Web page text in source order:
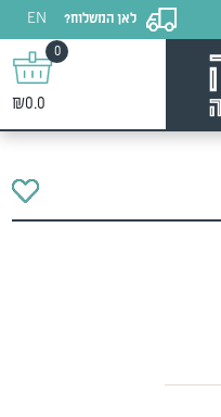
לאן המשלוח?
EN
0
₪0.0